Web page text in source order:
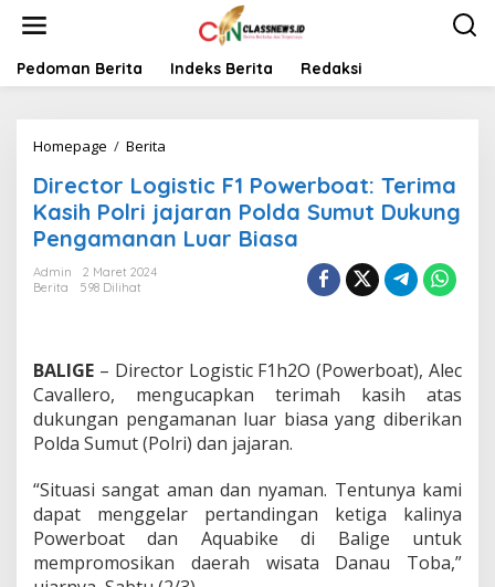
t
Pedoman Berita Indeks Berita Redaksi
Homepage / Berita
r
e
c
t
i
t
i
c
1
P
o
w
e
Director Logistic F1 Powerboat: Terima
Kasih Polri jajaran Polda Sumut Dukung
Pengamanan Luar Biasa
Admin
2 Maret 2024
Berita
598 Dilihat
BALIGE – Director Logistic F1h2O (Powerboat), Alec
Cavallero, mengucapkan terimah kasih atas
dukungan pengamanan luar biasa yang diberikan
Polda Sumut (Polri) dan jajaran.
“Situasi sangat aman dan nyaman. Tentunya kami
dapat menggelar pertandingan ketiga kalinya
Powerboat dan Aquabike di Balige untuk
mempromosikan daerah wisata Danau Toba,”